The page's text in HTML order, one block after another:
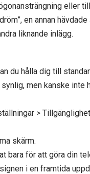
eller
en annan hävdade
liknande inlägg.
du hålla dig till
men kanske
>
skärm.
bara för att göra din
i en framtida